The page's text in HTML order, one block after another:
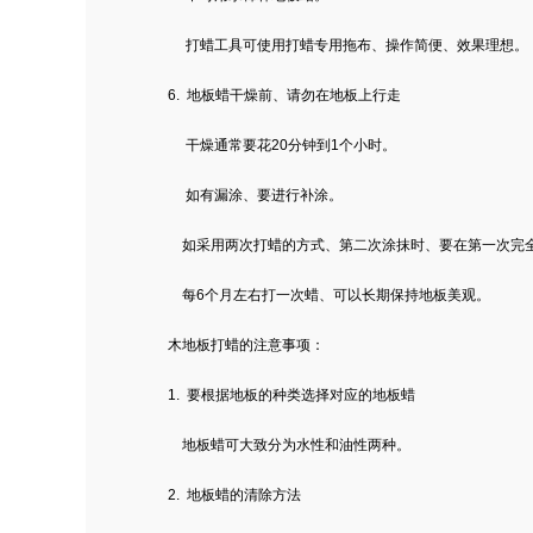
打蜡工具可使用打蜡专用拖布、操作简便、效果理想。
6. 地板蜡干燥前、请勿在地板上行走
干燥通常要花20分钟到1个小时。
如有漏涂、要进行补涂。
如采用两次打蜡的方式、第二次涂抹时、要在第一次完全
每6个月左右打一次蜡、可以长期保持地板美观。
木地板打蜡的注意事项：
1. 要根据地板的种类选择对应的地板蜡
地板蜡可大致分为水性和油性两种。
2. 地板蜡的清除方法